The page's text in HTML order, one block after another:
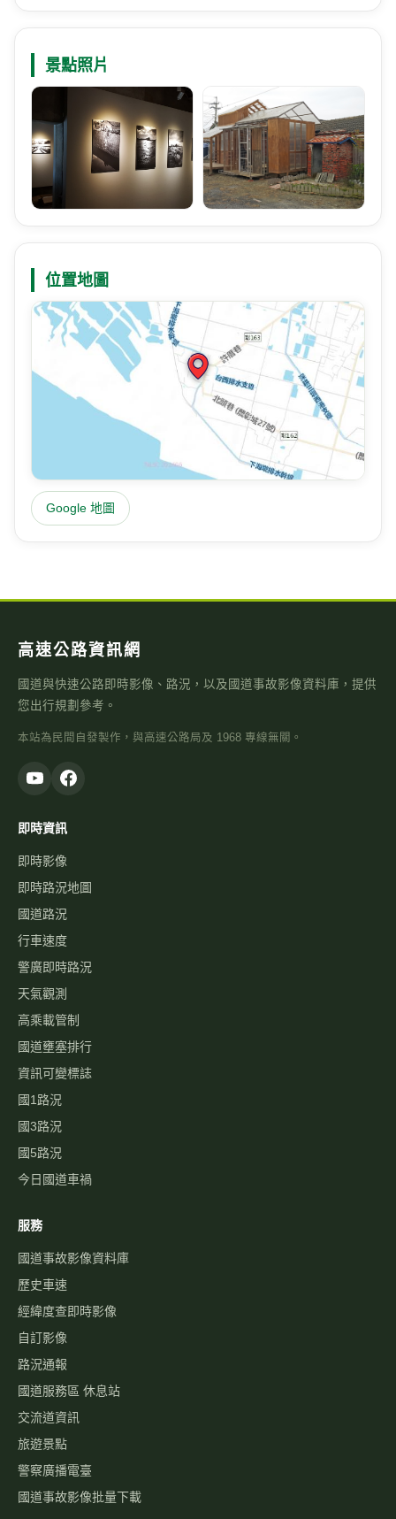
景點照片
位置地圖
Google 地圖
高速公路資訊網
國道與快速公路即時影像、路況，以及國道事故影像資料庫，提供
您出行規劃參考。
本站為民間自發製作，與高速公路局及 1968 專線無關。
即時資訊
即時影像
即時路況地圖
國道路況
行車速度
警廣即時路況
天氣觀測
高乘載管制
國道壅塞排行
資訊可變標誌
國1路況
國3路況
國5路況
今日國道車禍
服務
國道事故影像資料庫
歷史車速
經緯度查即時影像
自訂影像
路況通報
國道服務區 休息站
交流道資訊
旅遊景點
警察廣播電臺
國道事故影像批量下載